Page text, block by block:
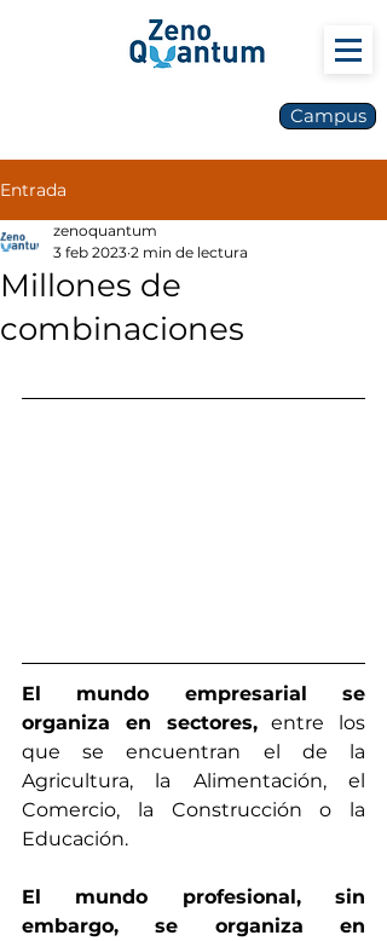
Campus
Entrada
Millones de
combinaciones
zenoquantum
3 feb 2023 2 min de lectura
El mundo empresarial se
organiza en sectores, entre los
que se encuentran el de la
Agricultura, la Alimentación, el
Comercio, la Construcción o la
Educación.
El mundo profesional, sin
embargo, se organiza en